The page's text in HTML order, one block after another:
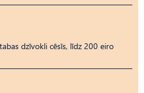
dzīvokli cēsīs, līdz 200 eiro